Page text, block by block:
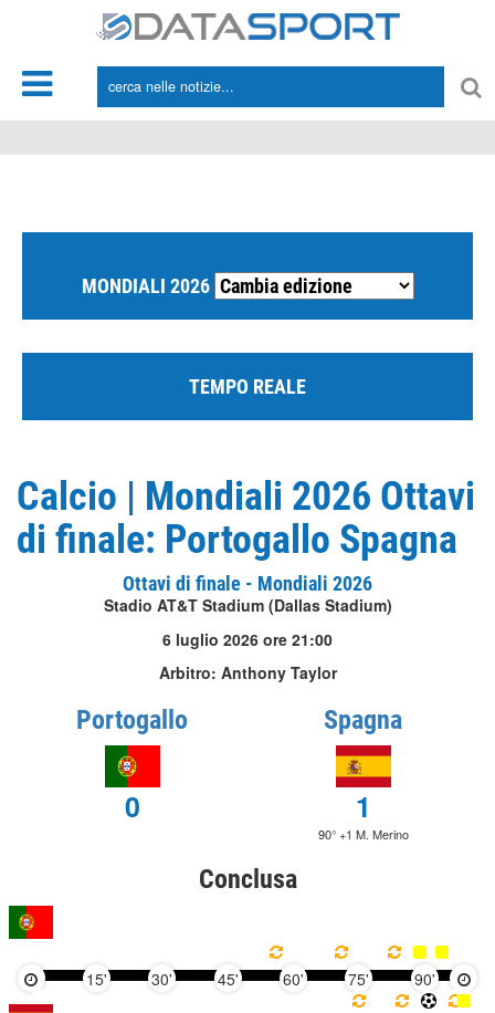
MONDIALI 2026
TEMPO REALE
Calcio | Mondiali 2026 Ottavi
di finale: Portogallo Spagna
Ottavi di finale - Mondiali 2026
Stadio AT&T Stadium (Dallas Stadium)
6 luglio 2026 ore 21:00
Arbitro: Anthony Taylor
Portogallo
0
Spagna
1
90° +1 M. Merino
Conclusa
15' 30' 45' 60' 75' 90'